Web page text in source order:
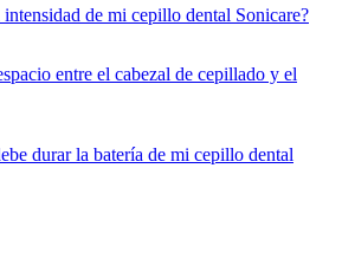
de mi cepillo dental Sonicare?
entre el cabezal de cepillado y el
durar la batería de mi cepillo dental